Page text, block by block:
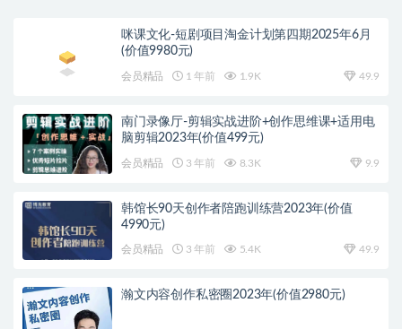
咪课文化-短剧项目淘金计划第四期2025年6月
(价值9980元)
会员精品 1 年前 1.9K 49.9
南门录像厅-剪辑实战进阶+创作思维课+适用电
脑剪辑2023年(价值499元)
会员精品 3 年前 8.3K 9.9
韩馆长90天创作者陪跑训练营2023年(价值
4990元)
会员精品 3 年前 5.4K 49.9
瀚文内容创作私密圈2023年(价值2980元)